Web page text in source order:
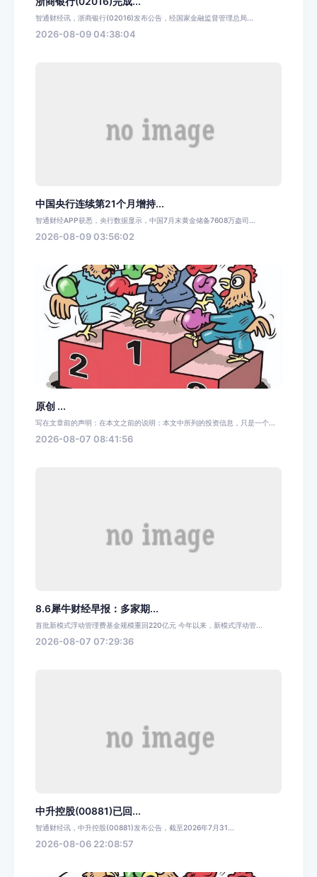
智通财经讯，浙商银行(02016)发布公告，经国家金融监督管理总局...
2026-08-09 04:38:04
中国央行连续第21个月增持...
智通财经APP获悉，央行数据显示，中国7月末黄金储备7608万盎司...
2026-08-09 03:56:02
原创 ...
写在文章前的声明：在本文之前的说明：本文中所列的投资信息，只是一个...
2026-08-07 08:41:56
8.6犀牛财经早报：多家期...
首批新模式浮动管理费基金规模重回220亿元 今年以来，新模式浮动管...
2026-08-07 07:29:36
中升控股(00881)已回...
智通财经讯，中升控股(00881)发布公告，截至2026年7月31...
2026-08-06 22:08:57